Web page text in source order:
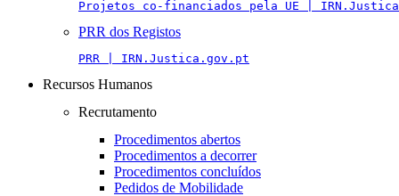
Projetos co-financiados pela UE |
PRR dos Registos
PRR | IRN.Justica.gov.pt
Recursos Humanos
Recrutamento
Procedimentos abertos
Procedimentos a decorrer
Procedimentos concluídos
Pedidos de Mobilidade